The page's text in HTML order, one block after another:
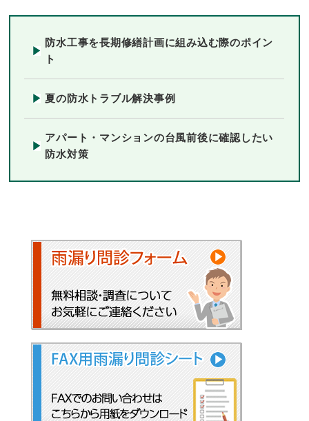
防水工事を長期修繕計画に組み込む際のポイン
ト
夏の防水トラブル解決事例
アパート・マンションの台風前後に確認したい
防水対策